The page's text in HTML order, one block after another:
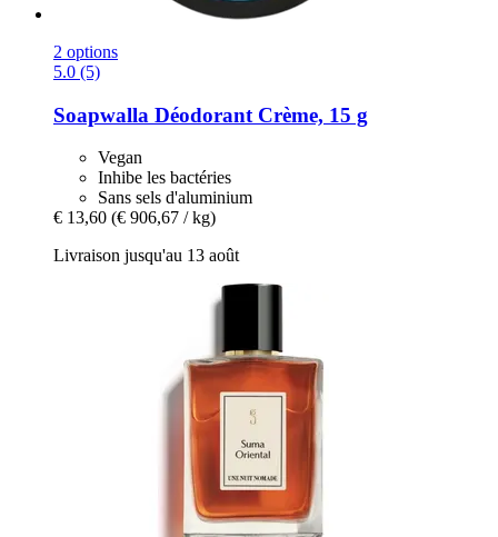
2 options
5.0 (5)
Soapwalla Déodorant Crème, 15 g
Vegan
Inhibe les bactéries
Sans sels d'aluminium
€ 13,60 (€ 906,67 / kg)
Livraison jusqu'au 13 août